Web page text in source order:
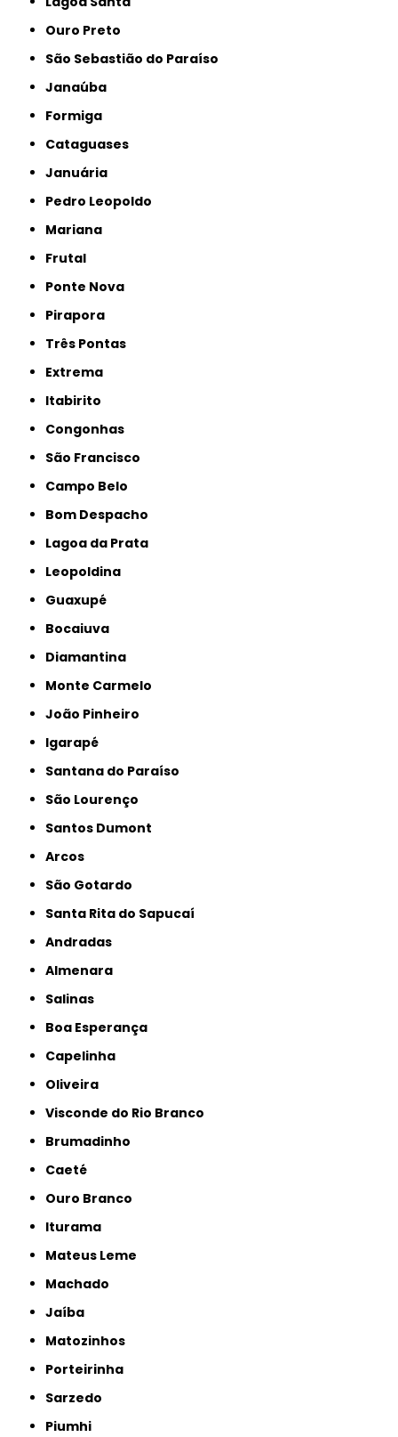
Ouro Preto
São Sebastião do Paraíso
Janaúba
Formiga
Cataguases
Januária
Pedro Leopoldo
Mariana
Frutal
Ponte Nova
Pirapora
Três Pontas
Extrema
Itabirito
Congonhas
São Francisco
Campo Belo
Bom Despacho
Lagoa da Prata
Leopoldina
Guaxupé
Bocaiuva
Diamantina
Monte Carmelo
João Pinheiro
Igarapé
Santana do Paraíso
São Lourenço
Santos Dumont
Arcos
São Gotardo
Santa Rita do Sapucaí
Andradas
Almenara
Salinas
Boa Esperança
Capelinha
Oliveira
Visconde do Rio Branco
Brumadinho
Caeté
Ouro Branco
Iturama
Mateus Leme
Machado
Jaíba
Matozinhos
Porteirinha
Sarzedo
Piumhi